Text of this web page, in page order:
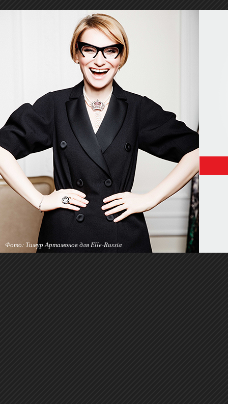
Фото: Тимур Артамонов для Elle-Russia